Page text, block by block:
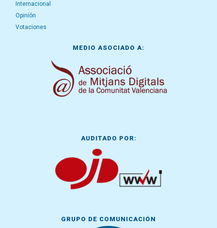
Internacional
Opinión
Votaciones
MEDIO ASOCIADO A:
AUDITADO POR:
GRUPO DE COMUNICACIÓN